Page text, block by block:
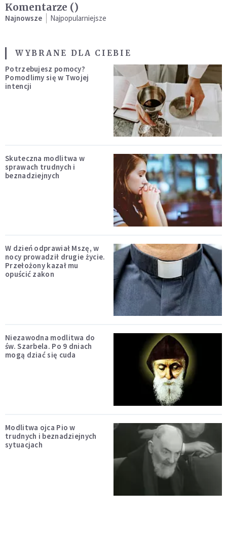
Komentarze ()
Najnowsze Najpopularniejsze
WYBRANE DLA CIEBIE
Potrzebujesz pomocy?
Pomodlimy się w Twojej
intencji
Skuteczna modlitwa w
sprawach trudnych i
beznadziejnych
W dzień odprawiał Mszę, w
nocy prowadził drugie życie.
Przełożony kazał mu
opuścić zakon
Niezawodna modlitwa do
św. Szarbela. Po 9 dniach
mogą dziać się cuda
Modlitwa ojca Pio w
trudnych i beznadziejnych
sytuacjach